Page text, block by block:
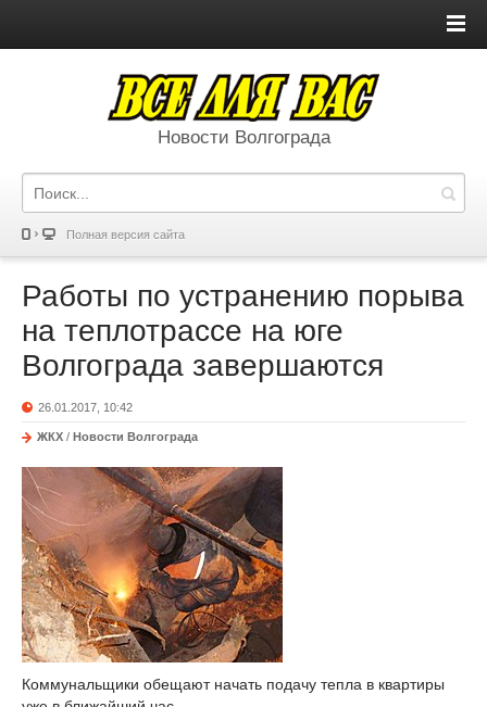
Новости Волгограда
Полная версия сайта
Работы по устранению порыва
на теплотрассе на юге
Волгограда завершаются
26.01.2017, 10:42
ЖКХ / Новости Волгограда
Коммунальщики обещают начать подачу тепла в квартиры